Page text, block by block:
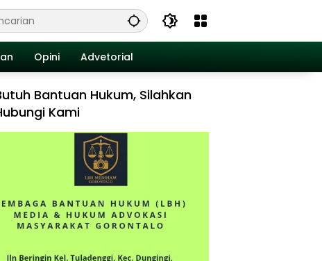
Opini Advetorial
Bantuan Hukum, Silahkan
Kami